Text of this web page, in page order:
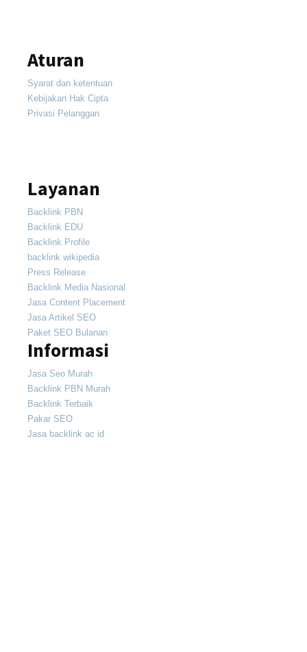
Aturan
Syarat dan ketentuan
Kebijakan Hak Cipta
Privasi Pelanggan
Layanan
Backlink PBN
Backlink EDU
Backlink Profile
backlink wikipedia
Press Release
Backlink Media Nasional
Jasa Content Placement
Jasa Artikel SEO
Paket SEO Bulanan
Informasi
Jasa Seo Murah
Backlink PBN Murah
Backlink Terbaik
Pakar SEO
Jasa backlink ac id